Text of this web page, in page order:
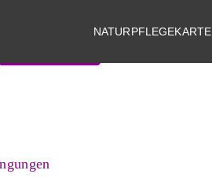
NATURPFLEGEKARTE